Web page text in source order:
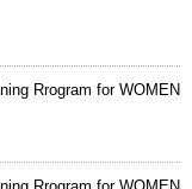
Rrogram for WOMEN